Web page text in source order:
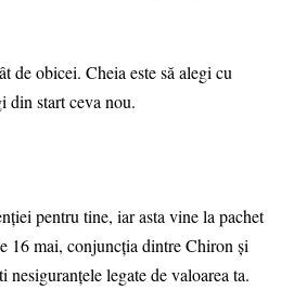
de obicei. Cheia este să alegi cu
din start ceva nou.
pentru tine, iar asta vine la pachet
16 mai, conjuncția dintre Chiron și
nesiguranțele legate de valoarea ta.